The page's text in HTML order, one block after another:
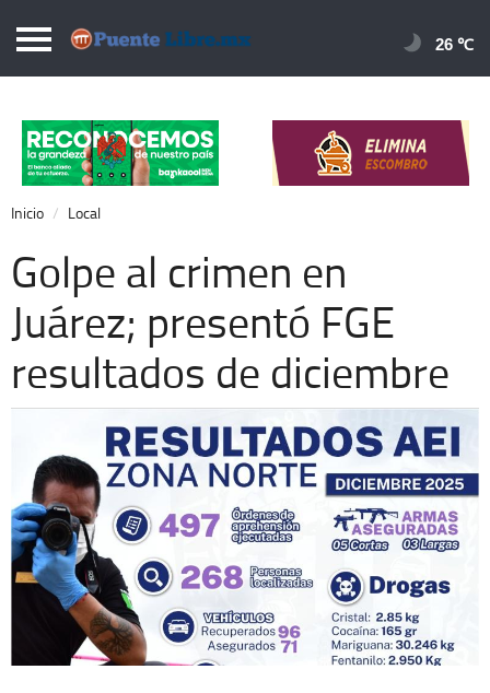
Puentelibre.mx
Local
Nacional
Opinión
Cronos
Economía
Espectáculos
26 ℃
Inicio Local
Golpe al crimen en
Juárez; presentó FGE
resultados de diciembre